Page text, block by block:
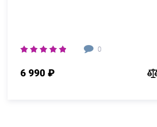
0
6 990 ₽